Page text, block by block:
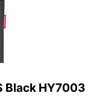
Black HY7003